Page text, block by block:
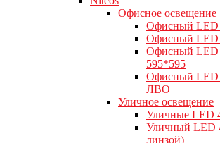
Офисное освещение
Офисный LED
Офисный
Офисный LED
595*595
Офисный
ЛВО
Уличное освещение
Уличные LED
Уличный LED
линзой)